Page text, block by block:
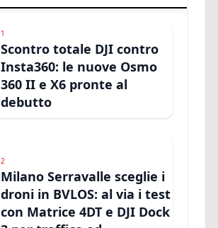
1
Scontro totale DJI contro
Insta360: le nuove Osmo
360 II e X6 pronte al
debutto
2
Milano Serravalle sceglie i
droni in BVLOS: al via i test
con Matrice 4DT e DJI Dock